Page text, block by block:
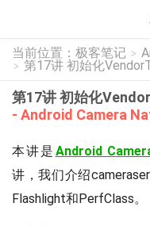
当前位置： 极客笔记 >
> 第17讲 初始化
第17讲 初始化
- Android Camera
本讲是 Android
讲，我们介绍
Flashlight和PerfClass。